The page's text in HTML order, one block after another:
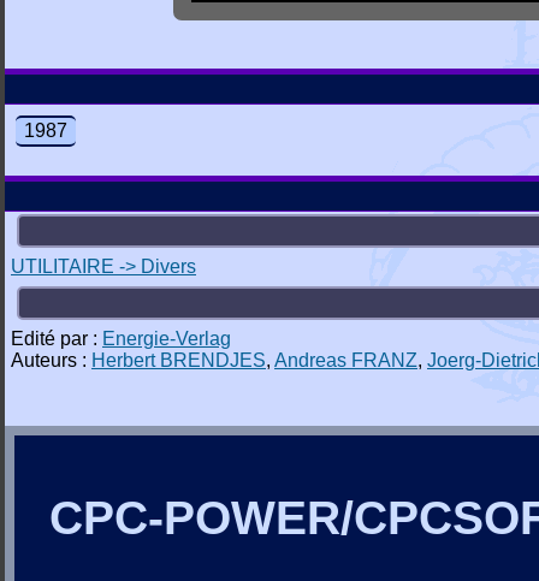
1987
UTILITAIRE -> Divers
Edité par : Energie-Verlag
Auteurs : Herbert BRENDJES, Andreas FRANZ, Joerg-
CPC-POWER/